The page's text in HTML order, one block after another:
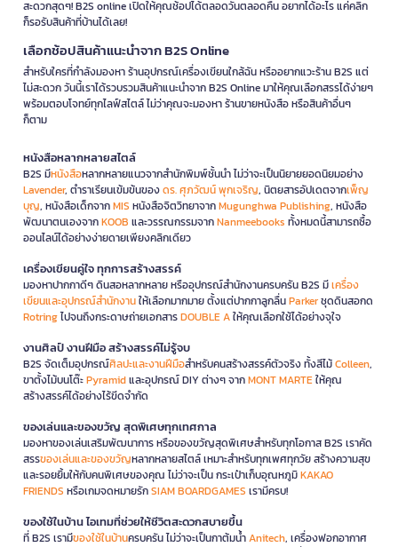
สะดวกสุดๆ! B2S online เปิดให้คุณช้อปได้ตลอดวันตลอดคืน อยากได้อะไร แค่คลิก
ก็รอรับสินค้าที่บ้านได้เลย!
เลือกช้อปสินค้าแนะนำจาก B2S Online
สำหรับใครที่กำลังมองหา ร้านอุปกรณ์เครื่องเขียนใกล้ฉัน หรืออยากแวะร้าน B2S แต่
ไม่สะดวก วันนี้เราได้รวบรวมสินค้าแนะนำจาก B2S Online มาให้คุณเลือกสรรได้ง่ายๆ
พร้อมตอบโจทย์ทุกไลฟ์สไตล์ ไม่ว่าคุณจะมองหา ร้านขายหนังสือ หรือสินค้าอื่นๆ
ก็ตาม
หนังสือหลากหลายสไตล์
B2S มีหนังสือหลากหลายแนวจากสำนักพิมพ์ชั้นนำ ไม่ว่าจะเป็นนิยายยอดนิยมอย่าง
Lavender, ตำราเรียนเข้มข้นของดร. ศุภวัฒน์ พุกเจริญ, นิตยสารอัปเดตจากเพ็ญ
บุญ, หนังสือเด็กจากMIS หนังสือจิตวิทยาจากMugunghwa Publishing, หนังสือ
พัฒนาตนเองจากKOOB และวรรณกรรมจากNanmeebooks ทั้งหมดนี้สามารถซื้อ
ออนไลน์ได้อย่างง่ายดายเพียงคลิกเดียว
เครื่องเขียนคู่ใจ ทุกการสร้างสรรค์
มองหาปากกาดีๆ ดินสอหลากหลาย หรืออุปกรณ์สำนักงานครบครัน B2S มีเครื่อง
เขียนและอุปกรณ์สำนักงานให้เลือกมากมาย ตั้งแต่ปากกาลูกลื่นParkerชุดดินสอกด
Rotringไปจนถึงกระดาษถ่ายเอกสารDOUBLE Aให้คุณเลือกใช้ได้อย่างจุใจ
งานศิลป์ งานฝีมือ สร้างสรรค์ไม่รู้จบ
B2S จัดเต็มอุปกรณ์ศิลปะและงานฝีมือสำหรับคนสร้างสรรค์ตัวจริง ทั้งสีไม้Colleen,
ขาตั้งไม้บนโต๊ะPyramidและอุปกรณ์ DIY ต่างๆ จากMONT MARTEให้คุณ
สร้างสรรค์ได้อย่างไร้ขีดจำกัด
ของเล่นและของขวัญ สุดพิเศษทุกเทศกาล
มองหาของเล่นเสริมพัฒนาการ หรือของขวัญสุดพิเศษสำหรับทุกโอกาส B2S เราคัด
สรรของเล่นและของขวัญหลากหลายสไตล์ เหมาะสำหรับทุกเพศทุกวัย สร้างความสุข
และรอยยิ้มให้กับคนพิเศษของคุณ ไม่ว่าจะเป็น กระเป๋าเก็บอุณหภูมิKAKAO
FRIENDS หรือเกมจดหมายรักSIAM BOARDGAMES เรามีครบ!
ของใช้ในบ้าน ไอเทมที่ช่วยให้ชีวิตสะดวกสบายขึ้น
ที่ B2S เรามีของใช้ในบ้านครบครัน ไม่ว่าจะเป็นกาต้มน้ำAnitech, เครื่องฟอกอากาศ